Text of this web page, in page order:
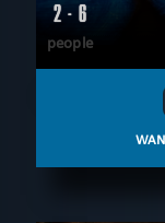
2 - 6
people